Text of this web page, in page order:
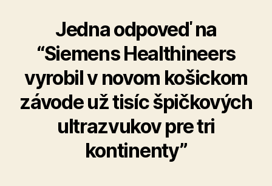
Jedna odpoveď na
“Siemens Healthineers
vyrobil v novom košickom
závode už tisíc špičkových
ultrazvukov pre tri
kontinenty”